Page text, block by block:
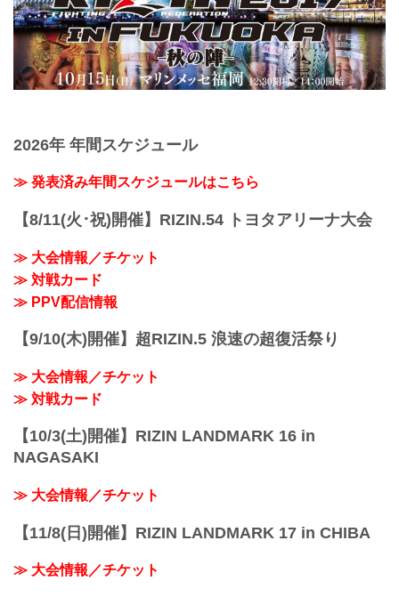
2026年 年間スケジュール
≫ 発表済み年間スケジュールはこちら
【8/11(火･祝)開催】RIZIN.54 トヨタアリーナ大会
≫ 大会情報／チケット
≫ 対戦カード
≫ PPV配信情報
【9/10(木)開催】超RIZIN.5 浪速の超復活祭り
≫ 大会情報／チケット
≫ 対戦カード
【10/3(土)開催】RIZIN LANDMARK 16 in
NAGASAKI
≫ 大会情報／チケット
【11/8(日)開催】RIZIN LANDMARK 17 in CHIBA
≫ 大会情報／チケット